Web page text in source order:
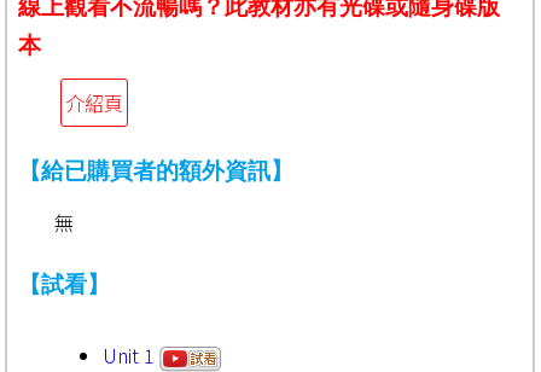
線上觀看不流暢嗎？此教材亦有光碟或隨身碟版
本
介紹頁
【給已購買者的額外資訊】
無
【試看】
Unit 1